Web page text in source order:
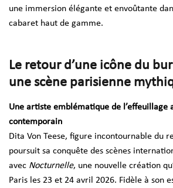
une immersion élégante et envoûtante
cabaret haut de gamme.
Le retour d’une icône du
une scène parisienne
Une artiste emblématique de l’effeuillage
contemporain
Dita Von Teese, figure incontournable du
poursuit sa conquête des scènes
avec Nocturnelle, une nouvelle création
Paris les 23 et 24 avril 2026. Fidèle à son